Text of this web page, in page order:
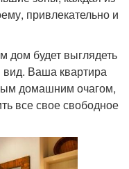
привлекательно и
будет выглядеть
Ваша квартира
домашним очагом,
все свое свободное